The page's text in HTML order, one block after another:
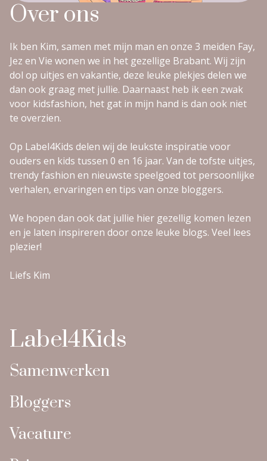
Over ons
Ik ben Kim, samen met mijn man en onze 3 meiden Fay,
Jez en Vie wonen we in het gezellige Brabant. Wij zijn
dol op uitjes en vakantie, deze leuke plekjes delen we
dan ook graag met jullie. Daarnaast heb ik een zwak
voor kidsfashion, het gat in mijn hand is dan ook niet
te overzien.
Op Label4Kids delen wij de leukste inspiratie voor
ouders en kids tussen 0 en 16 jaar. Van de tofste uitjes,
trendy fashion en nieuwste speelgoed tot persoonlijke
verhalen, ervaringen en tips van onze bloggers.
We hopen dan ook dat jullie hier gezellig komen lezen
en je laten inspireren door onze leuke blogs. Veel lees
plezier!
Liefs Kim
Label4Kids
Samenwerken
Bloggers
Vacature